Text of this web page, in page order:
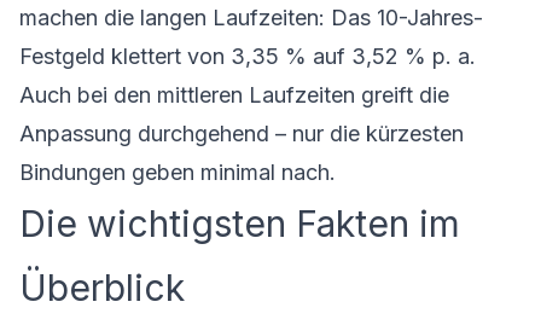
machen die langen Laufzeiten: Das 10-Jahres-
Festgeld klettert von 3,35 % auf 3,52 % p. a.
Auch bei den mittleren Laufzeiten greift die
Anpassung durchgehend – nur die kürzesten
Bindungen geben minimal nach.
Die wichtigsten Fakten im
Überblick